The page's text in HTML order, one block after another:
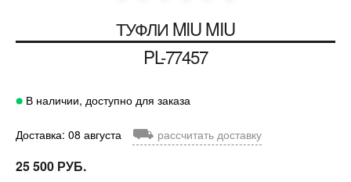
ТУФЛИ MIU MIU
PL-77457
В наличии, доступно для заказа
Доставка: 08 августа ⛟ рассчитать доставку
25 500 РУБ.